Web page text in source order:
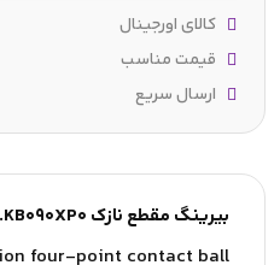
بیرینگ مقطع نازک SKF KDN.KB090XP0
four-point contact ball
کالای اورجینال
قیمت مناسب
ارسال سریع